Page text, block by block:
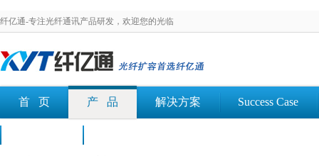
纤亿通-专注光纤通讯产品研发，欢迎您的光临
首 页 产 品 解决方案 Success Case